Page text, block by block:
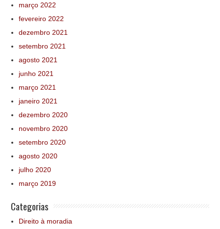
março 2022
fevereiro 2022
dezembro 2021
setembro 2021
agosto 2021
junho 2021
março 2021
janeiro 2021
dezembro 2020
novembro 2020
setembro 2020
agosto 2020
julho 2020
março 2019
Categorias
Direito à moradia